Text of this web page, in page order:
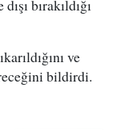
bırakıldığı
ve
bildirdi.